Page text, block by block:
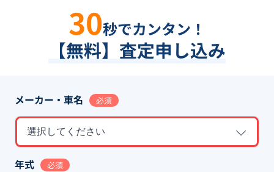
30秒でカンタン！
【無料】査定申し込み
メーカー・車名 必須
選択してください
年式 必須